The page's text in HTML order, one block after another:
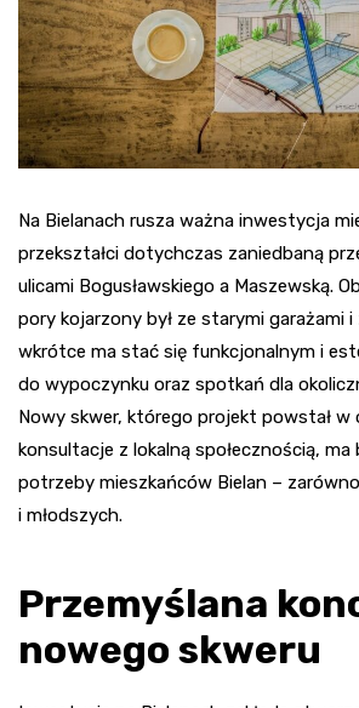
Na Bielanach rusza ważna inwestycja
przekształci dotychczas zaniedbaną
ulicami Bogusławskiego a Maszewską.
pory kojarzony był ze starymi garażami i
wkrótce ma stać się funkcjonalnym i
do wypoczynku oraz spotkań dla
Nowy skwer, którego projekt powstał w
konsultacje z lokalną społecznością,
potrzeby mieszkańców Bielan –
i młodszych.
Przemyślana
nowego skweru